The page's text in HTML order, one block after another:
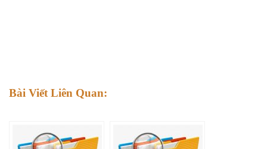
Bài Viết Liên Quan: